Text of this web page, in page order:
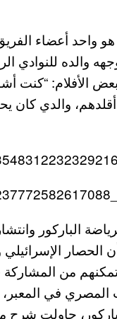
هو واحد أعضاء
9 سنوات وجهه والده
الأفلام: “كنت
والدي
الباركور
الحصار
من
المصري في
حاولت شرح